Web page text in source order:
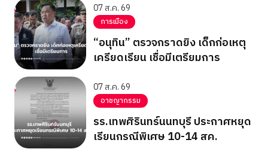
07 ส.ค. 69
การเมือง
“อนุทิน” ตรวจกราดยิง เด็กก่อเหตุ
เครียดเรียน เชื่อมีเตรียมการ
07 ส.ค. 69
อาชญากรรม
รร.เทพศิรินทร์นนทบุรี ประกาศหยุด
เรียนกรณีพิเศษ 10-14 สค.